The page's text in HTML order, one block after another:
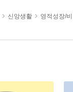
신앙생활 영적성장/